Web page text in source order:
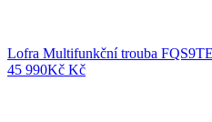
Lofra Multifunkční trouba
45 990Kč Kč